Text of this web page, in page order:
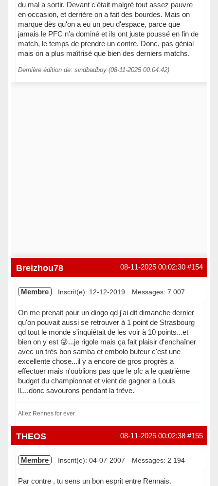
du mal a sortir. Devant c'était malgré tout assez pauvre
en occasion, et derrière on a fait des bourdes. Mais on
marque dès qu'on a eu un peu d'espace, parce que
jamais le PFC n'a dominé et ils ont juste poussé en fin de
match, le temps de prendre un contre. Donc, pas génial
mais on a plus maîtrisé que bien des derniers matchs.
Dernière édition de: sindbadboy (08-11-2025 00:04:42)
#154
08-11-2025 00:02:30
Breizhou78
Membre Inscrit(e): 12-12-2019 Messages: 7 007
On me prenait pour un dingo qd j'ai dit dimanche dernier
qu'on pouvait aussi se retrouver à 1 point de Strasbourg
qd tout le monde s'inquiétait de les voir à 10 points...et
bien on y est 😜...je rigole mais ça fait plaisir d'enchaîner
avec un très bon samba et embolo buteur c'est une
excellente chose...il y a encore de gros progrès a
effectuer mais n'oublions pas que le pfc a le quatrième
budget du championnat et vient de gagner a Louis
ll....donc savourons pendant la trêve.
Allez Rennes for ever
Hors ligne #155
08-11-2025 00:02:38
THEOS
Membre Inscrit(e): 04-07-2007 Messages: 2 194
Par contre , tu sens un bon esprit entre Rennais.